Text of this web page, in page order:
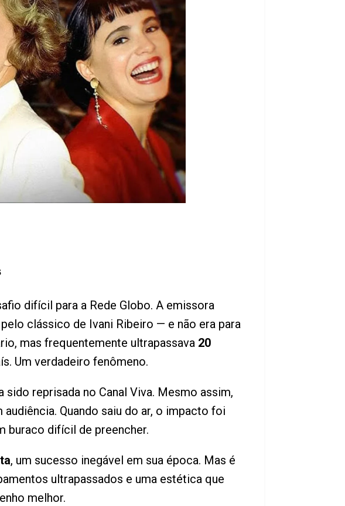
difícil para a Rede Globo. A emissora
clássico de Ivani Ribeiro — e não era para
mas frequentemente ultrapassava 20
Um verdadeiro fenômeno.
sido reprisada no Canal Viva. Mesmo assim,
Quando saiu do ar, o impacto foi
buraco difícil de preencher.
, um sucesso inegável em sua época. Mas é
ultrapassados e uma estética que
melhor.